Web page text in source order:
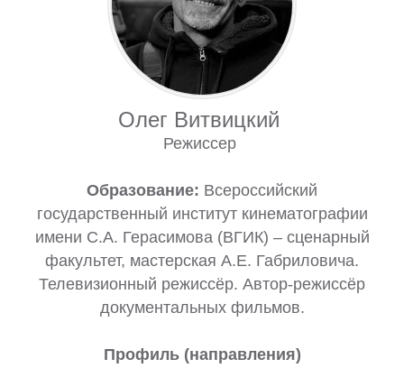
Олег Витвицкий
Режиссер
Образование: Всероссийский
государственный институт кинематографии
имени С.А. Герасимова (ВГИК) – сценарный
факультет, мастерская А.Е. Габриловича.
Телевизионный режиссёр. Автор-режиссёр
документальных фильмов.
Профиль (направления)